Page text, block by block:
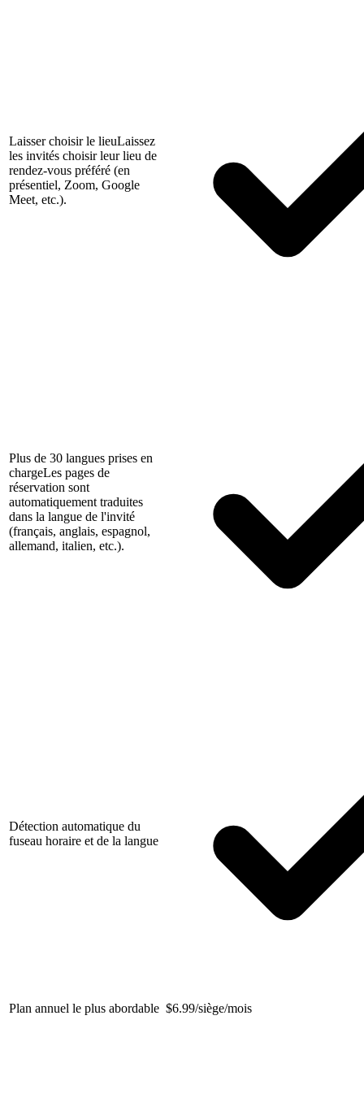
Laisser choisir le lieuLaissez
les invités choisir leur lieu de
rendez-vous préféré (en
présentiel, Zoom, Google
Meet, etc.).
Plus de 30 langues prises en
chargeLes pages de
réservation sont
automatiquement traduites
dans la langue de l'invité
(français, anglais, espagnol,
allemand, italien, etc.).
Détection automatique du
fuseau horaire et de la langue
Plan annuel le plus abordable $6.99/siège/mois